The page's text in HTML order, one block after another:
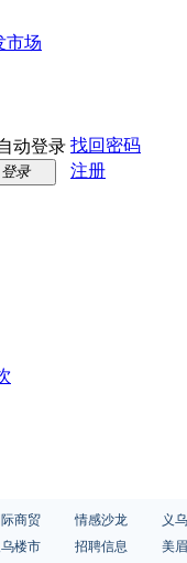
市场
动登录 找回密码
登录 注册
商贸 情感沙龙
义
乌楼市 招聘信息 美